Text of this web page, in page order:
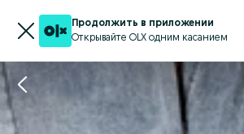
Продолжить в приложении
Открывайте OLX одним касанием